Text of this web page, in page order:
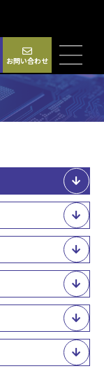
お問い合わせ